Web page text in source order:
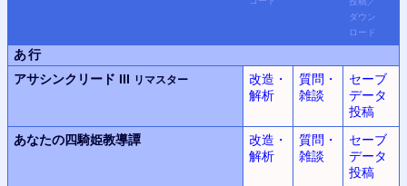
ダウン
ロード
あ行
アサシンクリード III リマスター
改造・
解析
質問・
雑談
セーブ
データ
投稿
あなたの四騎姫教導譚
改造・
解析
質問・
雑談
セーブ
データ
投稿